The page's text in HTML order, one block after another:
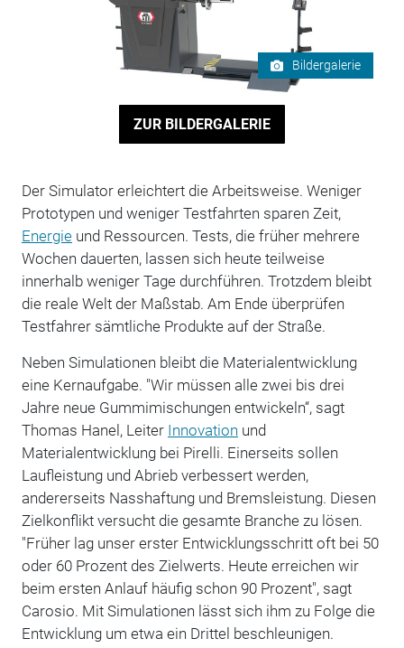
Bildergalerie
ZUR BILDERGALERIE
Der Simulator erleichtert die Arbeitsweise. Weniger
Prototypen und weniger Testfahrten sparen Zeit,
Energieund Ressourcen. Tests, die früher mehrere
Wochen dauerten, lassen sich heute teilweise
innerhalb weniger Tage durchführen. Trotzdem bleibt
die reale Welt der Maßstab. Am Ende überprüfen
Testfahrer sämtliche Produkte auf der Straße.
Neben Simulationen bleibt die Materialentwicklung
eine Kernaufgabe. "Wir müssen alle zwei bis drei
Jahre neue Gummimischungen entwickeln“, sagt
Thomas Hanel, Leiter Innovation und
Materialentwicklung bei Pirelli. Einerseits sollen
Laufleistung und Abrieb verbessert werden,
andererseits Nasshaftung und Bremsleistung. Diesen
Zielkonflikt versucht die gesamte Branche zu lösen.
"Früher lag unser erster Entwicklungsschritt oft bei 50
oder 60 Prozent des Zielwerts. Heute erreichen wir
beim ersten Anlauf häufig schon 90 Prozent", sagt
Carosio. Mit Simulationen lässt sich ihm zu Folge die
Entwicklung um etwa ein Drittel beschleunigen.